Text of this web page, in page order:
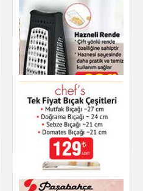
Mutfak Ürünleri
Hazneli Rende
Mutfak Ürünleri